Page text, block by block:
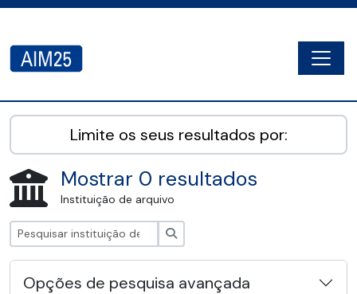
AIM25 - AtoM 2.8.2
Limite os seus resultados por:
Mostrar 0 resultados
Instituição de arquivo
Opções de pesquisa avançada